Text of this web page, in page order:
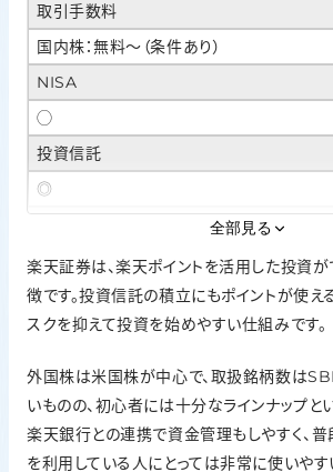
取引手数料
国内株：無料〜（条件あり）
NISA
◯
投資信託
◎
◯
ポイント投資
楽天ポイント
口座開設
最短翌営業日
全部見る
楽天証券は、楽天ポイントを活用した投資
徴です。投資信託の積立にもポイントが使え
スクを抑えて投資を始めやすい仕組みです。
外国株は米国株が中心で、取扱銘柄数は
いものの、初心者には十分なラインナップとい
楽天銀行との連携で資金管理もしやすく、
を利用している人にとっては非常に使いやす